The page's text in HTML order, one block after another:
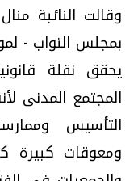
وقالت النائبة
بمجلس النواب -
يحقق نقلة
المجتمع المدنى
التأسيس
ومعوقات كبيرة